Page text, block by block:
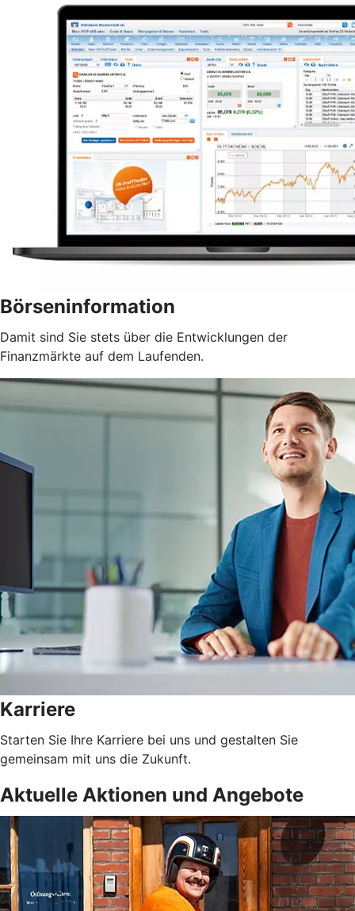
Börseninformation
Damit sind Sie stets über die Entwicklungen der
Finanzmärkte auf dem Laufenden.
Karriere
Starten Sie Ihre Karriere bei uns und gestalten Sie
gemeinsam mit uns die Zukunft.
Aktuelle Aktionen und Angebote